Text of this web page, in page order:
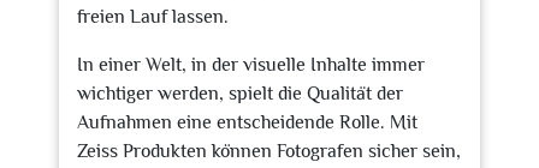
freien Lauf lassen.
In einer Welt, in der visuelle Inhalte immer
wichtiger werden, spielt die Qualität der
Aufnahmen eine entscheidende Rolle. Mit
Zeiss Produkten können Fotografen sicher sein,